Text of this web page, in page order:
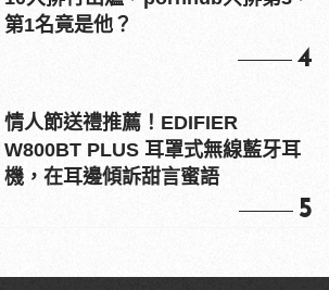
第1名竟是他？
4
情人節送禮推薦！EDIFIER
W800BT PLUS 耳罩式無線藍牙耳
機，在耳邊傾訴甜言蜜語
5